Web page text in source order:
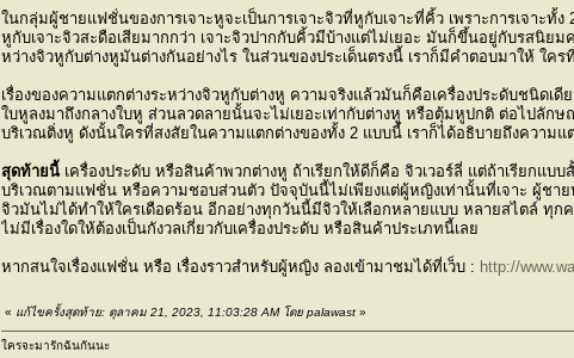
ในกลุ่มผู้ชายแฟชั่นของการเจาะหูจะเป็นการเจาะจิวที่หูกับเจาะที่คิ้ว เพราะการเจา
หูกับเจาะจิวสะดือเสียมากกว่า เจาะจิวปากกับคิ้วมีบ้างแต่ไม่เยอะ มันก็ขึ้นอยู่กับรสนิย
หว่างจิวหูกับต่างหูมันต่างกันอย่างไร ในส่วนของประเด็นตรงนี้ เราก็มีคำตอบมาให้ ใค
เรื่องของความแตกต่างระหว่างจิวหูกับต่างหู ความจริงแล้วมันก็คือเครื่องประดับชนิดเ
ใบหูลงมาถึงกลางใบหู ส่วนลวดลายนั้นจะไม่เยอะเท่ากับต่างหู หรือตุ้มหูปกติ ต่อไปลัก
บริเวณติ่งหู ดังนั้นใครที่สงสัยในความแตกต่างของทั้ง 2 แบบนี้ เราก็ได้อธิบายถึงความแ
สุดท้ายนี้ เครื่องประดับ หรือสินค้าพวกต่างหู ถ้าเรียกให้ดีก็คือ จิวเวอร์ลี่ แต่ถ้าเรียกแ
บริเวณตามแฟชั่น หรือความชอบส่วนตัว ปัจจุบันนี้ไม่เพียงแต่ผู้หญิงเท่านั้นที่เจาะ ผู้ชา
จิวมันไม่ได้ทำให้ใครเดือดร้อน อีกอย่างทุกวันนี้มีจิวให้เลือกหลายแบบ หลายสไตล์ ทุ
ไม่มีเรื่องใดให้ต้องเป็นกังวลเกี่ยวกับเครื่องประดับ หรือสินค้าประเภทนี้เลย
หากสนใจเรื่องแฟชั่น หรือ เรื่องราวสำหรับผู้หญิง ลองเข้ามาชมได้ที่เว็บ : http://
« แก้ไขครั้งสุดท้าย: ตุลาคม 21, 2023, 11:03:28 AM โดย palawast »
ใครจะมารักฉันกันนะ